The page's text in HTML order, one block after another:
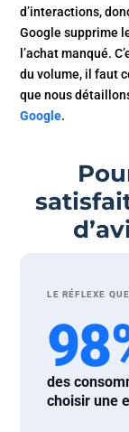
d’interactions,
Google supprime
l’achat manqué.
du volume, il faut
que nous
Google.
LE RÉFLEXE
des
choisir une